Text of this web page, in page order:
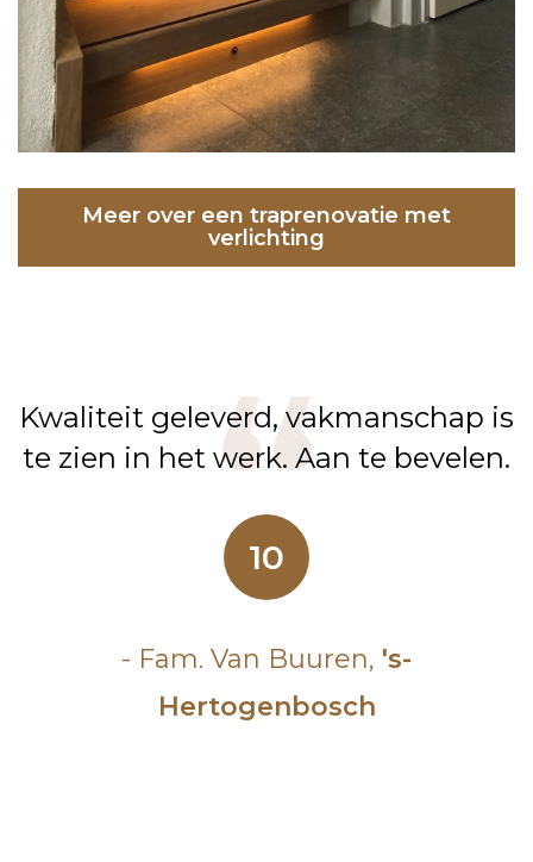
Meer over een traprenovatie met
verlichting
10
Kwaliteit geleverd, vakmanschap is
te zien in het werk. Aan te bevelen.
- Fam. Van Buuren, 's-
Hertogenbosch